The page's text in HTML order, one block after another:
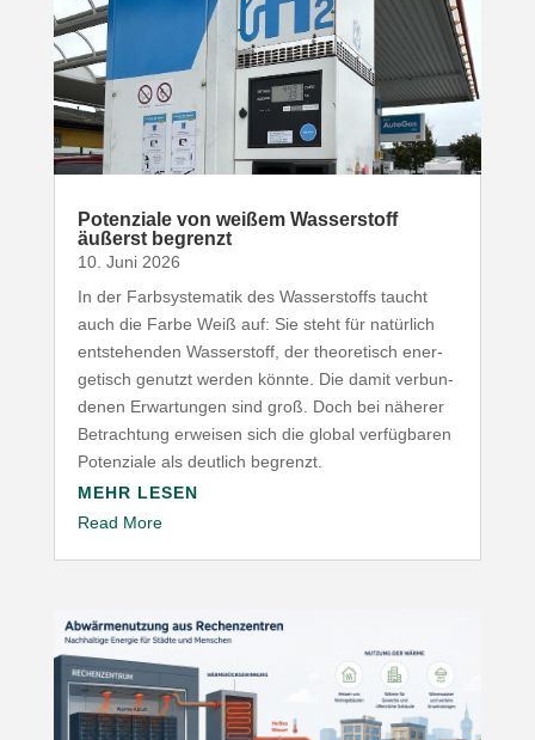
Poten­ziale von weißem Wasser­stoff
äußerst begrenzt
10. Juni 2026
In der Farb­sys­te­matik des Wasser­stoffs taucht
auch die Farbe Weiß auf: Sie steht für natürlich
entste­henden Wasser­stoff, der theo­re­tisch ener­
ge­tisch genutzt werden könnte. Die damit verbun­
denen Erwar­tungen sind groß. Doch bei näherer
Betrachtung erweisen sich die global verfüg­baren
Poten­ziale als deutlich begrenzt.
MEHR LESEN
Read More